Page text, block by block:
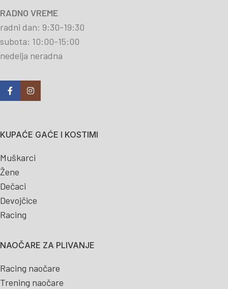
RADNO VREME
radni dan: 9:30-19:30
subota: 10:00-15:00
nedelja neradna
KUPAĆE GAĆE I KOSTIMI
Muškarci
Žene
Dečaci
Devojčice
Racing
NAOČARE ZA PLIVANJE
Racing naočare
Trening naočare